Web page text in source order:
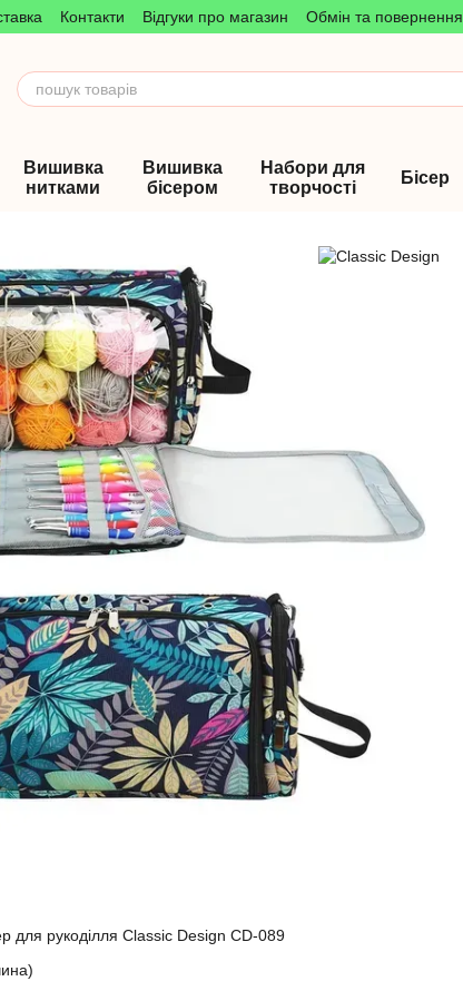
Контакти Відгуки про магазин Обмін та повернення
Вишивка
нитками
Вишивка
бісером
Набори для
творчості
Бісер
для рукоділля Classic Design CD-089